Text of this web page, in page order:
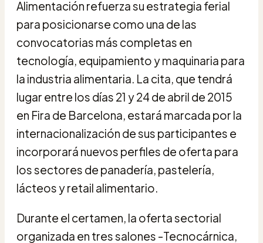
Alimentación refuerza su estrategia ferial
para posicionarse como una de las
convocatorias más completas en
tecnología, equipamiento y maquinaria para
la industria alimentaria. La cita, que tendrá
lugar entre los días 21 y 24 de abril de 2015
en Fira de Barcelona, estará marcada por la
internacionalización de sus participantes e
incorporará nuevos perfiles de oferta para
los sectores de panadería, pastelería,
lácteos y retail alimentario.
Durante el certamen, la oferta sectorial
organizada en tres salones -Tecnocárnica,